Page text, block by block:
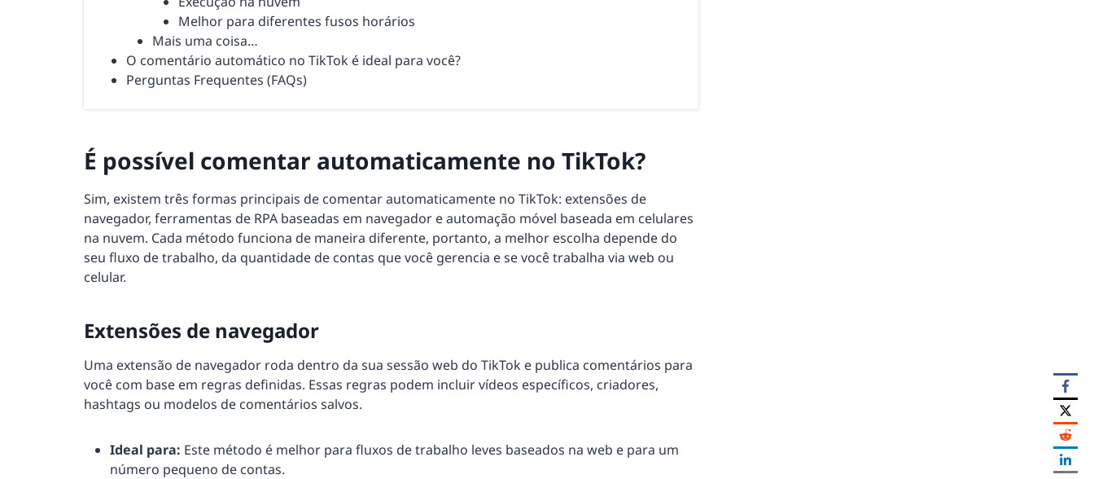
Melhor para diferentes fusos horários
Mais uma coisa…
O comentário automático no TikTok é ideal para você?
Perguntas Frequentes (FAQs)
É possível comentar automaticamente no TikTok?
Sim, existem três formas principais de comentar automaticamente no TikTok: extensões de
navegador, ferramentas de RPA baseadas em navegador e automação móvel baseada em celulares
na nuvem. Cada método funciona de maneira diferente, portanto, a melhor escolha depende do
seu fluxo de trabalho, da quantidade de contas que você gerencia e se você trabalha via web ou
celular.
Extensões de navegador
Uma extensão de navegador roda dentro da sua sessão web do TikTok e publica comentários para
você com base em regras definidas. Essas regras podem incluir vídeos específicos, criadores,
hashtags ou modelos de comentários salvos.
Ideal para: Este método é melhor para fluxos de trabalho leves baseados na web e para um
número pequeno de contas.